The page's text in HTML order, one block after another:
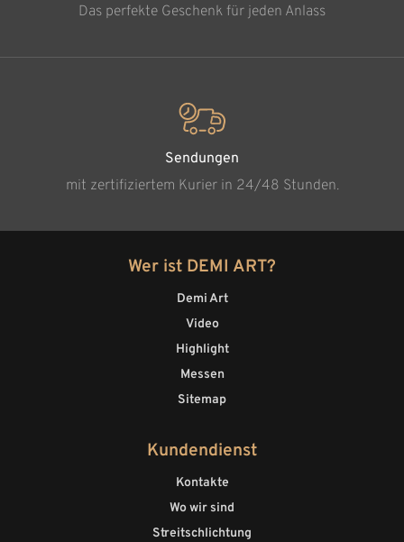
Das perfekte Geschenk für jeden Anlass
Sendungen
mit zertifiziertem Kurier in 24/48 Stunden.
Wer ist DEMI ART?
Demi Art
Video
Highlight
Messen
Sitemap
Kundendienst
Kontakte
Wo wir sind
Streitschlichtung